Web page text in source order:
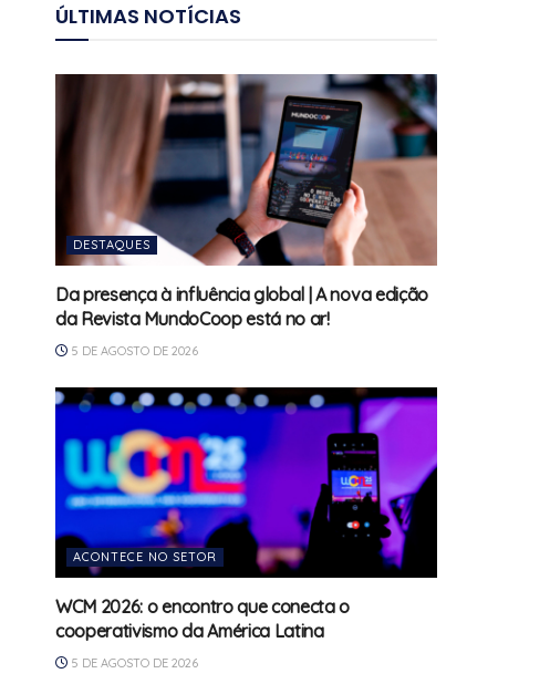
ÚLTIMAS NOTÍCIAS
DESTAQUES
Da presença à influência global | A nova edição
da Revista MundoCoop está no ar!
5 DE AGOSTO DE 2026
ACONTECE NO SETOR
WCM 2026: o encontro que conecta o
cooperativismo da América Latina
5 DE AGOSTO DE 2026